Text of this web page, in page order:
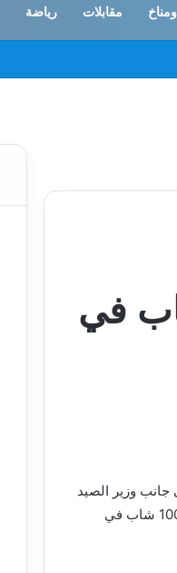
مقابلات رياضة
لدمج وتشغيل 1000 شاب في
جانب وزير الصيد
والبنى التحتية البحرية والمينائية، الفضيل ولد سيداتي، على توقيع اتفاقية تهدف إلى دمج وتشغيل 1000 شاب في